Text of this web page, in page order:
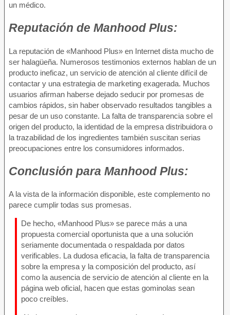
un médico.
Reputación de Manhood Plus:
La reputación de «Manhood Plus» en Internet dista mucho de
ser halagüeña. Numerosos testimonios externos hablan de un
producto ineficaz, un servicio de atención al cliente difícil de
contactar y una estrategia de marketing exagerada. Muchos
usuarios afirman haberse dejado seducir por promesas de
cambios rápidos, sin haber observado resultados tangibles a
pesar de un uso constante. La falta de transparencia sobre el
origen del producto, la identidad de la empresa distribuidora o
la trazabilidad de los ingredientes también suscitan serias
preocupaciones entre los consumidores informados.
Conclusión para Manhood Plus:
A la vista de la información disponible, este complemento no
parece cumplir todas sus promesas.
De hecho, «Manhood Plus» se parece más a una
propuesta comercial oportunista que a una solución
seriamente documentada o respaldada por datos
verificables. La dudosa eficacia, la falta de transparencia
sobre la empresa y la composición del producto, así
como la ausencia de servicio de atención al cliente en la
página web oficial, hacen que estas gominolas sean
poco creíbles.